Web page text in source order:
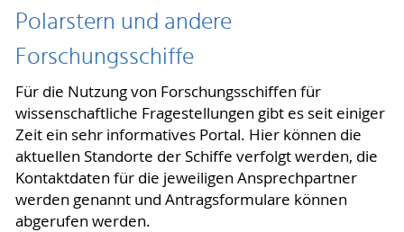
Polarstern und andere
Forschungsschiffe
Für die Nutzung von Forschungsschiffen für
wissenschaftliche Fragestellungen gibt es seit einiger
Zeit ein sehr informatives Portal. Hier können die
aktuellen Standorte der Schiffe verfolgt werden, die
Kontaktdaten für die jeweiligen Ansprechpartner
werden genannt und Antragsformulare können
abgerufen werden.